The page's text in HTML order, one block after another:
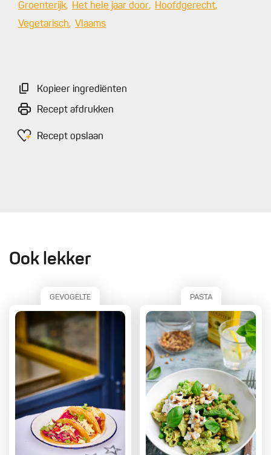
Groenterijk
Het hele jaar door
Hoofdgerecht
Vegetarisch
Vlaams
Kopieer ingrediënten
Recept afdrukken
Recept opslaan
Ook lekker
GEVOGELTE PASTA